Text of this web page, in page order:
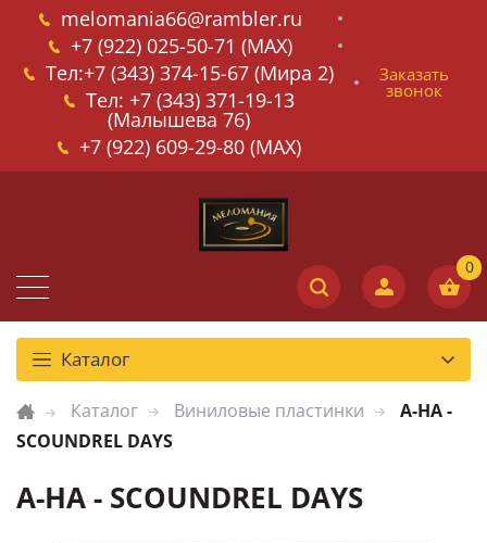
melomania66@rambler.ru
+7 (922) 025-50-71 (MAX)
Тел:+7 (343) 374-15-67 (Мира 2)
Тел: +7 (343) 371-19-13
(Малышева 76)
+7 (922) 609-29-80 (MAX)
Заказать
звонок
Каталог
Каталог Виниловые пластинки
A-HA -
SCOUNDREL DAYS
A-HA - SCOUNDREL DAYS